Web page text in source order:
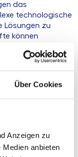
Über Cookies
Anzeigen zu
anbieten
das
technologische
Lösungen zu
können
zurück.
müssen
erweitern.
Kollegin Marina
für alle